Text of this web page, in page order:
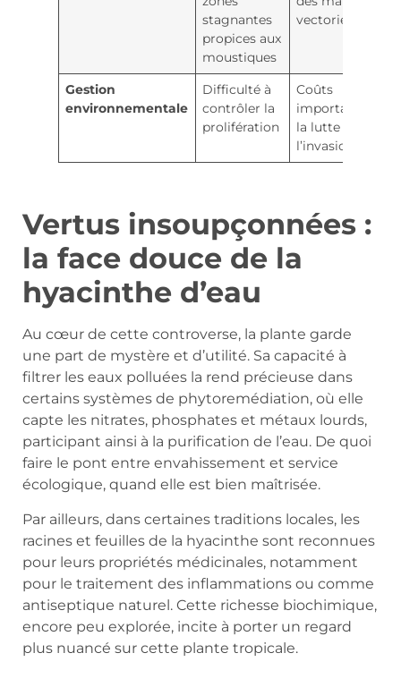
stagnantes
propices aux
moustiques
vectorielles
Gestion
environnementale
Difficulté à
contrôler la
prolifération
Coûts
importants pour
la lutte contre
l’invasion
Vertus insoupçonnées :
la face douce de la
hyacinthe d’eau
Au cœur de cette controverse, la plante garde
une part de mystère et d’utilité. Sa capacité à
filtrer les eaux polluées la rend précieuse dans
certains systèmes de phytoremédiation, où elle
capte les nitrates, phosphates et métaux lourds,
participant ainsi à la purification de l’eau. De quoi
faire le pont entre envahissement et service
écologique, quand elle est bien maîtrisée.
Par ailleurs, dans certaines traditions locales, les
racines et feuilles de la hyacinthe sont reconnues
pour leurs propriétés médicinales, notamment
pour le traitement des inflammations ou comme
antiseptique naturel. Cette richesse biochimique,
encore peu explorée, incite à porter un regard
plus nuancé sur cette plante tropicale.